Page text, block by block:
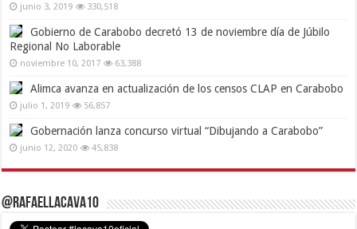
junio 3, 2019 330,518
Gobierno de Carabobo decretó 13 de noviembre día de Júbilo
Regional No Laborable
noviembre 10, 2017 63,388
Alimca avanza en actualización de los censos CLAP en Carabobo
julio 1, 2019 56,857
Gobernación lanza concurso virtual “Dibujando a Carabobo”
junio 12, 2020 45,838
@RafaelLacava10